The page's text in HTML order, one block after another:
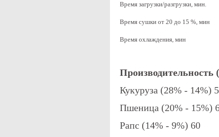
Время загрузки/разгрузки, мин.
Время сушки от 20 до 15 %, мин
Время охлаждения, мин
Производительность
Кукуруза (28% - 14%)
Пшеница (20% - 15%)
Рапс (14% - 9%) 60